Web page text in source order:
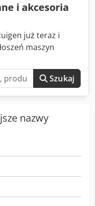
i akcesoria
już teraz i
maszyn
Szukaj
nazwy